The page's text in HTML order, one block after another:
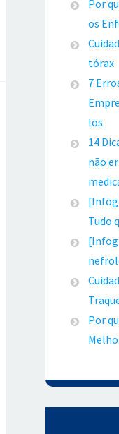
Por
os
tórax
7
los
14
não
Tudo
Por